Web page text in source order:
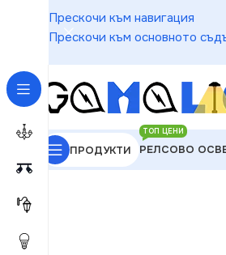
Прескочи към навигация
Прескочи към основното
ПРОДУКТИ РЕЛСОВО
ТОП ЦЕНИ
GAMALIGHT»